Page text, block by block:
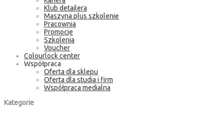
Klub detailera
Maszyna plus szkolenie
Pracownia
Promocje
Szkolenia
Voucher
Colourlock center
Współpraca
Oferta dla sklepu
Oferta dla studia i firm
Współpraca medialna
Kategorie